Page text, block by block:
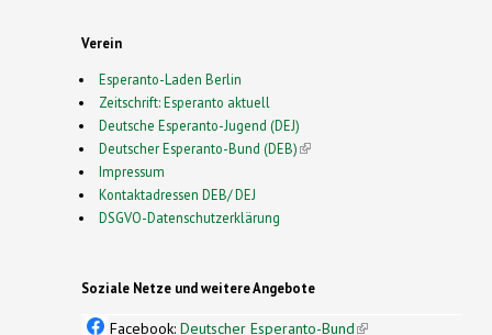
Verein
Esperanto-Laden Berlin
Zeitschrift: Esperanto aktuell
Deutsche Esperanto-Jugend (DEJ)
Deutscher Esperanto-Bund (DEB)(link is external)
Impressum
Kontaktadressen DEB/ DEJ
DSGVO-Datenschutzerklärung
Soziale Netze und weitere Angebote
Facebook: Deutscher Esperanto-Bund(link is